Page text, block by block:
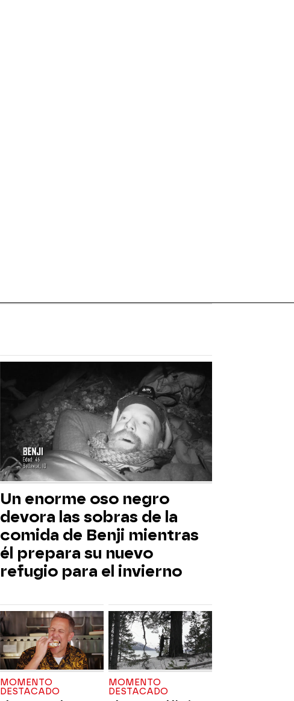
Un enorme oso negro
devora las sobras de la
comida de Benji mientras
él prepara su nuevo
refugio para el invierno
MOMENTO
DESTACADO
MOMENTO
DESTACADO